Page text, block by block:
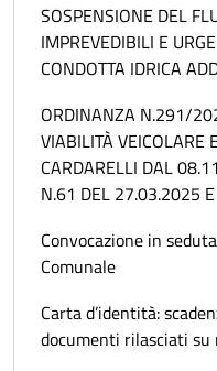
SOSPENSIONE DEL
IMPREVEDIBILI E
CONDOTTA IDRICA
ORDINANZA N.291/
VIABILITÀ VEICOLARE
CARDARELLI DAL
N.61 DEL 27.03.2025
Convocazione in
Comunale
Carta d’identità:
documenti rilasciati su